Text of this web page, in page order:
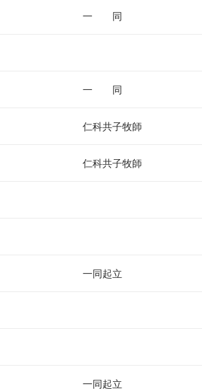
一 同
一 同
仁科共子牧師
仁科共子牧師
一同起立
一同起立